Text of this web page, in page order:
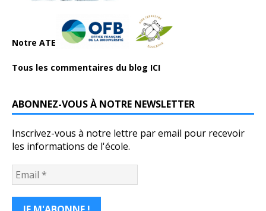
Notre ATE
Tous les commentaires du blog ICI
ABONNEZ-VOUS À NOTRE NEWSLETTER
Inscrivez-vous à notre lettre par email pour recevoir
les informations de l'école.